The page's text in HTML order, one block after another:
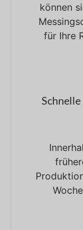
können
für Ihre